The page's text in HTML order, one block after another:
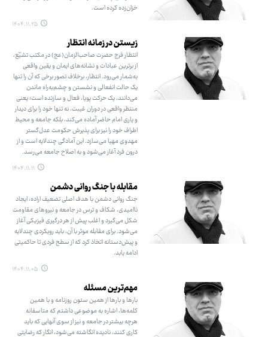
خزان‌زده کرده است.
۱۴۰۴.۱۱.۲۵
زیستن در زمانه انتظار
انتظار فرج حضرت صاحب‌الزمان(عج) در مکتب تشیّع،
از برترین عبادات و نشانه‌های ایمان و یقین واقعی
به‌شمار می‌رود. انتظار، برخلاف تصور برخی که آن را تنها
یک حالت انفعالی و نشستن و چشم‌به‌راه ماندن
می‌دانند، یک حرکت پویا، فعال و سازنده است؛ یعنی
منتظر واقعی در دوران غیبت، نه تنها خود را برای دیدار
و یاری امام حاضر آماده می‌کند، بلکه جامعه و محیط
اطراف خود را نیز برای پذیرش حکومت عدل‌گستر
مهدوی مهیا می‌سازد. این آمادگی چندلایه است و از
درون فرد آغاز می‌شود و به اصلاح جامعه می‌رسد.
۱۴۰۴.۱۱.۱۱
مقابله با جنگ روانی دشمن
جنگ روانی دشمن با هدف اصلی تضعیف اراده، ایجاد
ناامیدی، شکاف و ترس در جامعه و نیروهای مقاومت
شکل می‌گیرد و اغلب پیش از هر درگیری فیزیکی آغاز
می‌شود. برای مقابله موثر با آن، باید رویکردی چندلایه
و پیش‌دستانه اتخاذ کرد که از سطح فردی تا حاکمیتی
ادامه یابد.
۱۴۰۴.۱۱.۰۵
مهم‌ترین مسئله
بارها و بارها از همین ستون روزنامه و با همین
کلمه‌ها، اشاره به موضوعی داشتم که متاسفانه
هرچه بیشتر در جامعه و نیز از سوی آنهایی که باید
کاری کنند، نادیده انگاشته می‌شود، انگار که رضایتی